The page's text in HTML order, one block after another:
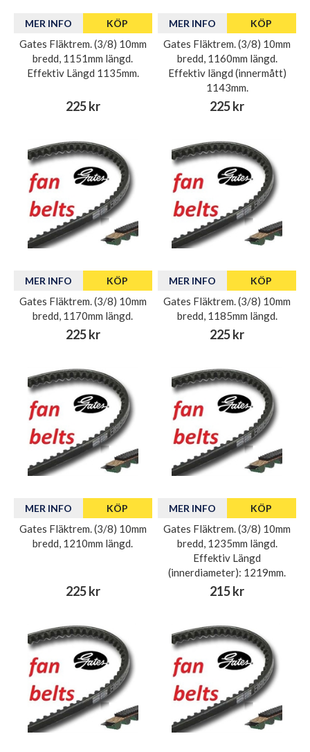
MER INFO KÖP
Gates Fläktrem. (3/8) 10mm
bredd, 1151mm längd.
Effektiv Längd 1135mm.
225 kr
MER INFO KÖP
Gates Fläktrem. (3/8) 10mm
bredd, 1160mm längd.
Effektiv längd (innermått)
1143mm.
225 kr
MER INFO KÖP
Gates Fläktrem. (3/8) 10mm
bredd, 1170mm längd.
225 kr
MER INFO KÖP
Gates Fläktrem. (3/8) 10mm
bredd, 1185mm längd.
225 kr
MER INFO KÖP
Gates Fläktrem. (3/8) 10mm
bredd, 1210mm längd.
225 kr
MER INFO KÖP
Gates Fläktrem. (3/8) 10mm
bredd, 1235mm längd.
Effektiv Längd
(innerdiameter): 1219mm.
215 kr